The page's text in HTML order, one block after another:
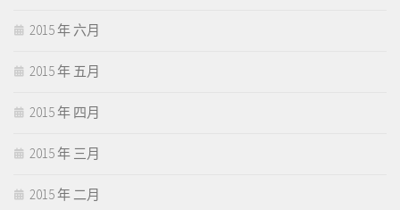
2015 年 六月
2015 年 五月
2015 年 四月
2015 年 三月
2015 年 二月